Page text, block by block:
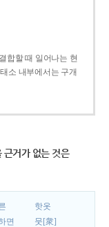
합할 때 일어나는 현
소 내부에서는 구개
근거가 없는 것은
핫옷
면
뭇[衆]